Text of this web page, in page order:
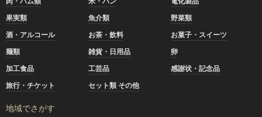
果実類
魚介類
野菜類
酒・アルコール
お茶・飲料
お菓子・スイーツ
麺類
雑貨・日用品
卵
加工食品
工芸品
感謝状・記念品
旅行・チケット
セット類 その他
地域でさがす